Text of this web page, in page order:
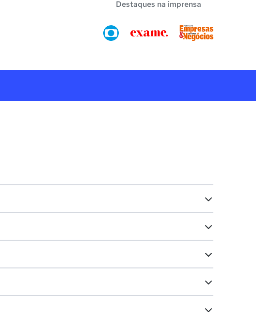
Destaques na imprensa